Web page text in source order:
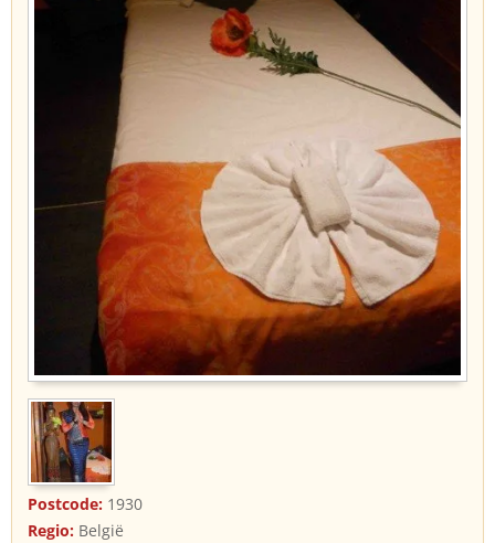
Postcode: 1930
Regio: België